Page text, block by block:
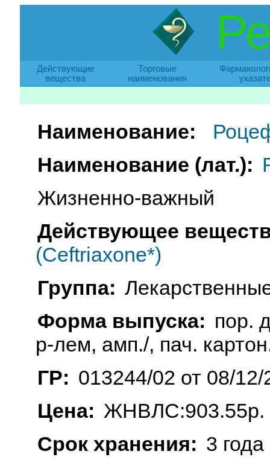
Действующие
вещества
Торговые
наименования
Наименование:
Наименование (лат.):
Жизненно-важный
Действующее
(Ceftriaxone*)
Группа:
Форма выпуска: пор.
р-лем, амп./, пач.
ГР: 013244/02 от 08/
Цена: ЖНВЛС:903.55р.
Срок хранения: 3 года